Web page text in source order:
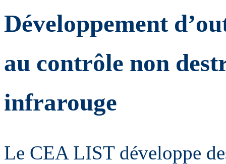
Développement
au contrôle non
infrarouge
Le CEA LIST développe